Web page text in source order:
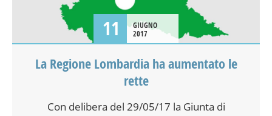
11
GIUGNO
2017
La Regione Lombardia ha aumentato le
rette
Con delibera del 29/05/17 la Giunta di